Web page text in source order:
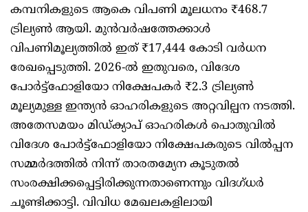
കമ്പനികളുടെ ആകെ വിപണി മൂലധനം ₹468.7
ട്രില്യൺ ആയി. മുൻവർഷത്തേക്കാൾ
വിപണിമൂല്യത്തിൽ ഇത് ₹17,444 കോടി വർധന
രേഖപ്പെടുത്തി. 2026-ൽ ഇതുവരെ, വിദേശ
പോർട്ട്ഫോളിയോ നിക്ഷേപകർ ₹2.3 ട്രില്യൺ
മൂല്യമുള്ള ഇന്ത്യൻ ഓഹരികളുടെ അറ്റവില്പന നടത്തി.
അതേസമയം മിഡ്ക്യാപ് ഓഹരികൾ പൊതുവിൽ
വിദേശ പോർട്ട്ഫോളിയോ നിക്ഷേപകരുടെ വിൽപ്പന
സമ്മർദത്തിൽ നിന്ന് താരതമ്യേന കൂടുതൽ
സംരക്ഷിക്കപ്പെട്ടിരിക്കുന്നതാണെന്നും വിദഗ്ധർ
ചൂണ്ടിക്കാട്ടി. വിവിധ മേഖലകളിലായി